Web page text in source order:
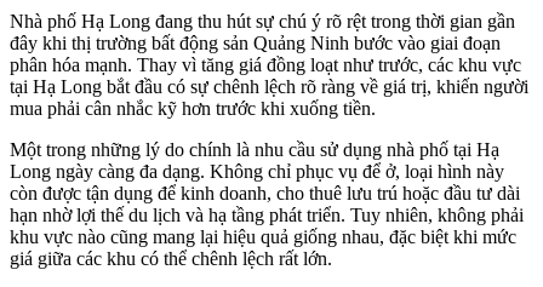
Nhà phố Hạ Long đang thu hút sự chú ý rõ rệt trong thời gian gần
đây khi thị trường bất động sản Quảng Ninh bước vào giai đoạn
phân hóa mạnh. Thay vì tăng giá đồng loạt như trước, các khu vực
tại Hạ Long bắt đầu có sự chênh lệch rõ ràng về giá trị, khiến người
mua phải cân nhắc kỹ hơn trước khi xuống tiền.
Một trong những lý do chính là nhu cầu sử dụng nhà phố tại Hạ
Long ngày càng đa dạng. Không chỉ phục vụ để ở, loại hình này
còn được tận dụng để kinh doanh, cho thuê lưu trú hoặc đầu tư dài
hạn nhờ lợi thế du lịch và hạ tầng phát triển. Tuy nhiên, không phải
khu vực nào cũng mang lại hiệu quả giống nhau, đặc biệt khi mức
giá giữa các khu có thể chênh lệch rất lớn.